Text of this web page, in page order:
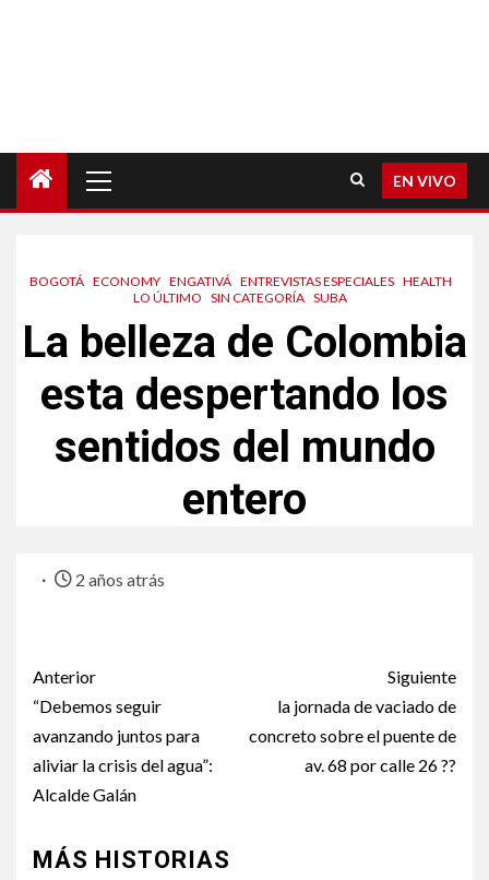
EN VIVO
BOGOTÁ ECONOMY ENGATIVÁ ENTREVISTAS ESPECIALES HEALTH
LO ÚLTIMO SIN CATEGORÍA SUBA
La belleza de Colombia
esta despertando los
sentidos del mundo
entero
2 años atrás
Anterior
“Debemos seguir
avanzando juntos para
aliviar la crisis del agua”:
Alcalde Galán
Siguiente
la jornada de vaciado de
concreto sobre el puente de
av. 68 por calle 26 ??
MÁS HISTORIAS